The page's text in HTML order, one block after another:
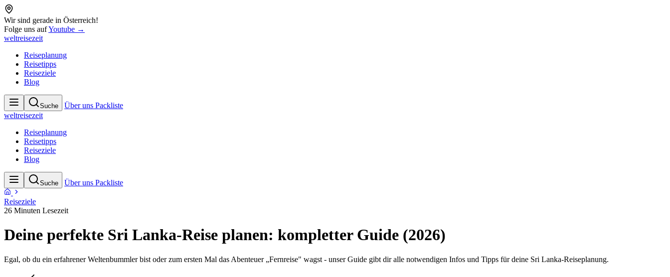
Wir sind gerade in Österreich!
Folge uns aufYoutube →
weltreisezeit
Reiseplanung
Reisetipps
Reiseziele
Blog
Suche Über uns Packliste
weltreisezeit
Reiseplanung
Reisetipps
Reiseziele
Blog
Suche Über uns Packliste
Reiseziele
26 Minuten Lesezeit
Deine perfekte Sri Lanka-Reise planen: kompletter Guide (2026)
Egal, ob du ein erfahrener Weltenbummler bist oder zum ersten Mal das Abenteuer „Fernreise" wagst - unser Guide gibt dir alle notwendigen Infos und Tipps für deine Sri Lanka-Reiseplanung.